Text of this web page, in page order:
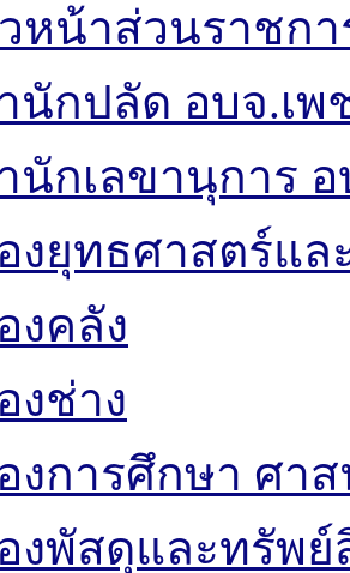
หน้าส่วนราชกา
นักปลัด อบจ.เ
นักเลขานุการ อ
งยุทธศาสตร์แ
งคลัง
งช่าง
งการศึกษา ศา
งพัสดุและทรัพย์